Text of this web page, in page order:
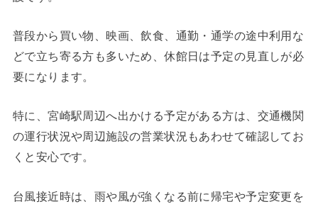
普段から買い物、映画、飲食、通勤・通学の途中利用な
どで立ち寄る方も多いため、休館日は予定の見直しが必
要になります。
特に、宮崎駅周辺へ出かける予定がある方は、交通機関
の運行状況や周辺施設の営業状況もあわせて確認してお
くと安心です。
台風接近時は、雨や風が強くなる前に帰宅や予定変更を